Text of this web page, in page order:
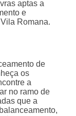
aptas a
e
Romana.
de
os
a
no ramo de
que a